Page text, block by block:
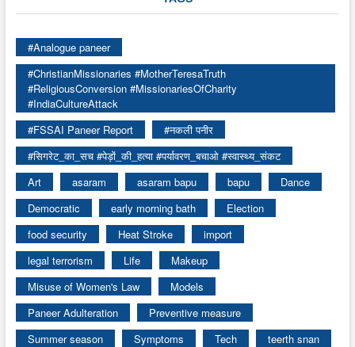
#Analogue paneer
#ChristianMissionaries #MotherTeresaTruth
#ReligiousConversion #MissionariesOfCharity
#IndiaCultureAttack
#FSSAI Paneer Report
#नकली पनीर
#सिगरेट_का_सच #पेड़ों_की_हत्या #पर्यावरण_बचाओ #स्वास्थ्य_संकट
Art
asaram asaram bapu bapu
Dance
Democratic
early morning bath
Election
food security
Heat Stroke
import
legal terrorism
Life
Makeup
Misuse of Women's Law
Models
Paneer Adulteration
Preventive measure
Summer season
Symptoms Tech
teerth snan